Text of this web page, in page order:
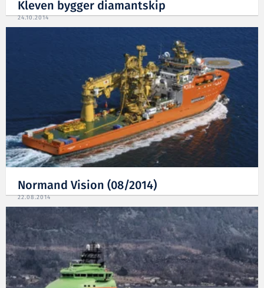
Kleven bygger diamantskip
24.10.2014
Normand Vision (08/2014)
22.08.2014